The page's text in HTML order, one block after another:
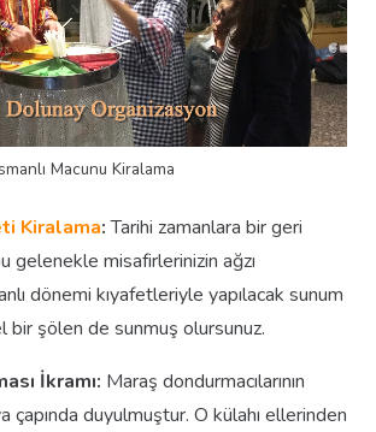
Macunu Kiralama
Kiralama:Tarihi zamanlara bir geri
gelenekle misafirlerinizin ağzı
dönemi kıyafetleriyle yapılacak sunum
bir şölen de sunmuş olursunuz.
İkramı: Maraş dondurmacılarının
çapında duyulmuştur. O külahı ellerinden